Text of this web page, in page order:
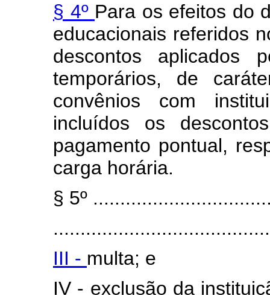
§ 4º Para os efeitos do
educacionais referidos
descontos aplicados
temporários, de
convênios com
incluídos os
pagamento pontual,
carga horária.
§ 5º
III - multa; e
IV - exclusão da